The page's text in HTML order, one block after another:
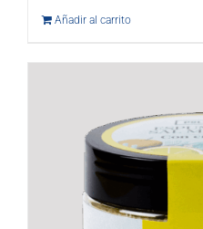
Añadir al carrito